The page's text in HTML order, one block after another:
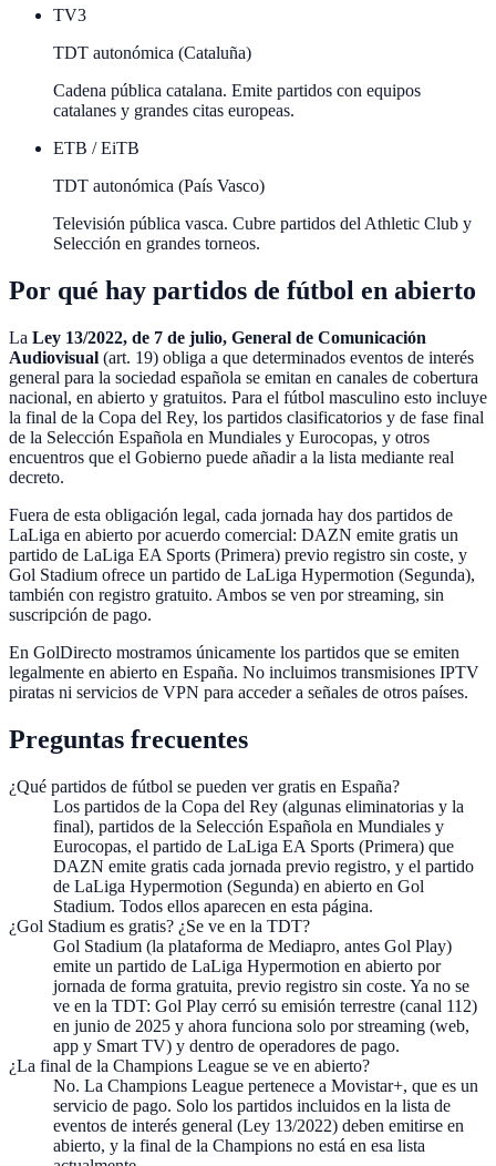
TV3
TDT autonómica (Cataluña)
Cadena pública catalana. Emite partidos con equipos
catalanes y grandes citas europeas.
ETB / EiTB
TDT autonómica (País Vasco)
Televisión pública vasca. Cubre partidos del Athletic Club y
Selección en grandes torneos.
Por qué hay partidos de fútbol en abierto
La Ley 13/2022, de 7 de julio, General de Comunicación
Audiovisual (art. 19) obliga a que determinados eventos de interés
general para la sociedad española se emitan en canales de cobertura
nacional, en abierto y gratuitos. Para el fútbol masculino esto incluye
la final de la Copa del Rey, los partidos clasificatorios y de fase final
de la Selección Española en Mundiales y Eurocopas, y otros
encuentros que el Gobierno puede añadir a la lista mediante real
decreto.
Fuera de esta obligación legal, cada jornada hay dos partidos de
LaLiga en abierto por acuerdo comercial: DAZN emite gratis un
partido de LaLiga EA Sports (Primera) previo registro sin coste, y
Gol Stadium ofrece un partido de LaLiga Hypermotion (Segunda),
también con registro gratuito. Ambos se ven por streaming, sin
suscripción de pago.
En GolDirecto mostramos únicamente los partidos que se emiten
legalmente en abierto en España. No incluimos transmisiones IPTV
piratas ni servicios de VPN para acceder a señales de otros países.
Preguntas frecuentes
¿Qué partidos de fútbol se pueden ver gratis en España?
Los partidos de la Copa del Rey (algunas eliminatorias y la
final), partidos de la Selección Española en Mundiales y
Eurocopas, el partido de LaLiga EA Sports (Primera) que
DAZN emite gratis cada jornada previo registro, y el partido
de LaLiga Hypermotion (Segunda) en abierto en Gol
Stadium. Todos ellos aparecen en esta página.
¿Gol Stadium es gratis? ¿Se ve en la TDT?
Gol Stadium (la plataforma de Mediapro, antes Gol Play)
emite un partido de LaLiga Hypermotion en abierto por
jornada de forma gratuita, previo registro sin coste. Ya no se
ve en la TDT: Gol Play cerró su emisión terrestre (canal 112)
en junio de 2025 y ahora funciona solo por streaming (web,
app y Smart TV) y dentro de operadores de pago.
¿La final de la Champions League se ve en abierto?
No. La Champions League pertenece a Movistar+, que es un
servicio de pago. Solo los partidos incluidos en la lista de
eventos de interés general (Ley 13/2022) deben emitirse en
abierto, y la final de la Champions no está en esa lista